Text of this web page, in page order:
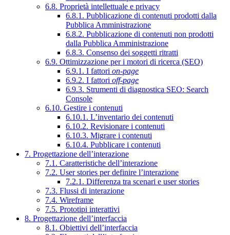
6.8. Proprietà intellettuale e privacy
6.8.1. Pubblicazione di contenuti prodotti dalla
Pubblica Amministrazione
6.8.2. Pubblicazione di contenuti non prodotti
dalla Pubblica Amministrazione
6.8.3. Consenso dei soggetti ritratti
6.9. Ottimizzazione per i motori di ricerca (SEO)
6.9.1. I fattori on-page
6.9.2. I fattori off-page
6.9.3. Strumenti di diagnostica SEO: Search
Console
6.10. Gestire i contenuti
6.10.1. L’inventario dei contenuti
6.10.2. Revisionare i contenuti
6.10.3. Migrare i contenuti
6.10.4. Pubblicare i contenuti
7. Progettazione dell’interazione
7.1. Caratteristiche dell’interazione
7.2. User stories per definire l’interazione
7.2.1. Differenza tra scenari e user stories
7.3. Flussi di interazione
7.4. Wireframe
7.5. Prototipi interattivi
8. Progettazione dell’interfaccia
8.1. Obiettivi dell’interfaccia